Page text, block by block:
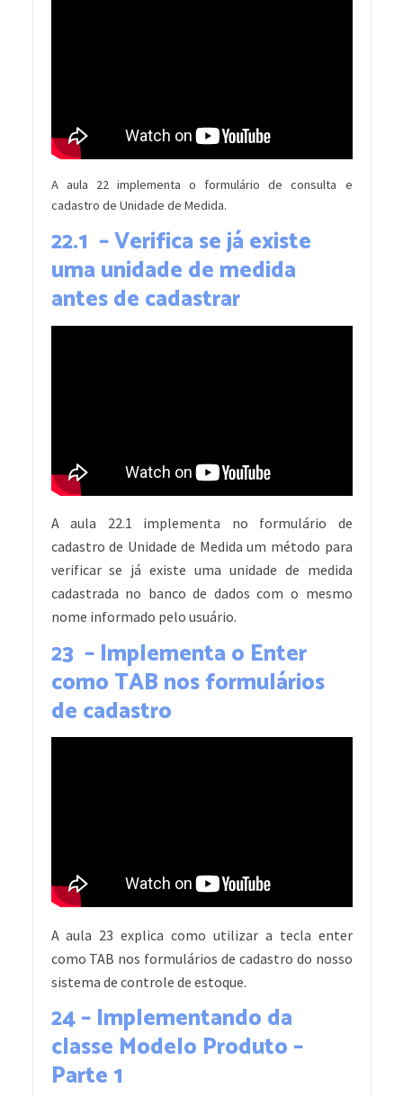
A aula 22 implementa o formulário de consulta e
cadastro de Unidade de Medida.
22.1 – Verifica se já existe
uma unidade de medida
antes de cadastrar
A aula 22.1 implementa no formulário de
cadastro de Unidade de Medida um método para
verificar se já existe uma unidade de medida
cadastrada no banco de dados com o mesmo
nome informado pelo usuário.
23 – Implementa o Enter
como TAB nos formulários
de cadastro
A aula 23 explica como utilizar a tecla enter
como TAB nos formulários de cadastro do nosso
sistema de controle de estoque.
24 – Implementando da
classe Modelo Produto –
Parte 1